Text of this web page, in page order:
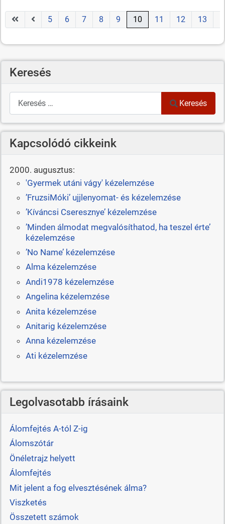
5 6 7 8 9 10 11 12 13
Keresés
Keresés
Keresés
Kapcsolódó cikkeink
2000. augusztus:
'Gyermek utáni vágy' kézelemzése
’FruzsiMóki’ ujjlenyomat- és kézelemzése
’Kíváncsi Cseresznye’ kézelemzése
’Minden álmodat megvalósíthatod, ha teszel érte’
kézelemzése
’No Name’ kézelemzése
Alma kézelemzése
Andi1978 kézelemzése
Angelina kézelemzése
Anita kézelemzése
Anitarig kézelemzése
Anna kézelemzése
Ati kézelemzése
Legolvasotabb írásaink
Álomfejtés A-tól Z-ig
Álomszótár
Önéletrajz helyett
Álomfejtés
Mit jelent a fog elvesztésének álma?
Viszketés
Összetett számok